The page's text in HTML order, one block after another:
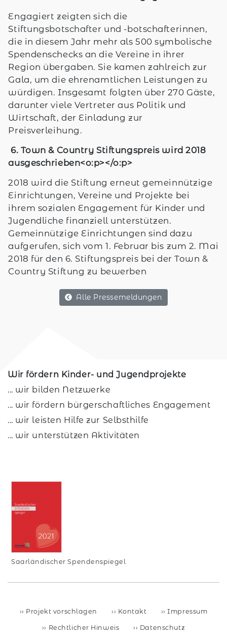
Engagiert zeigten sich die
Stiftungsbotschafter und -botschafterinnen,
die in diesem Jahr mehr als 500 symbolische
Spendenschecks an die Vereine in ihrer
Region übergaben. Sie kamen zahlreich zur
Gala, um die ehrenamtlichen Leistungen zu
würdigen. Insgesamt folgten über 270 Gäste,
darunter viele Vertreter aus Politik und
Wirtschaft, der Einladung zur
Preisverleihung.
6. Town & Country Stiftungspreis wird 2018
ausgeschrieben<o:p></o:p>
2018 wird die Stiftung erneut gemeinnützige
Einrichtungen, Vereine und Projekte bei
ihrem sozialen Engagement für Kinder und
Jugendliche finanziell unterstützen.
Gemeinnützige Einrichtungen sind dazu
aufgerufen, sich vom 1. Februar bis zum 2. Mai
2018 für den 6. Stiftungspreis bei der Town &
Country Stiftung zu bewerben
Alle Pressemeldungen
Wir fördern Kinder- und Jugendprojekte
... wir bilden Netzwerke
... wir fördern bürgerschaftliches Engagement
... wir leisten Hilfe zur Selbsthilfe
... wir unterstützen Aktivitäten
Saarländischer Spendenspiegel
Projekt vorschlagen Kontakt Impressum
Rechtlicher Hinweis Datenschutz